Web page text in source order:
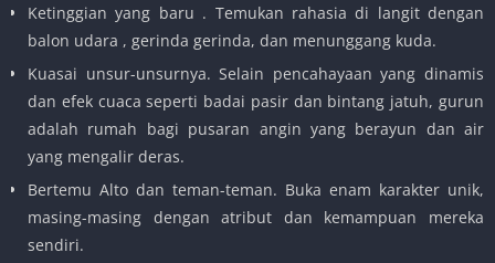
Ketinggian yang baru . Temukan rahasia di langit dengan
balon udara , gerinda gerinda, dan menunggang kuda.
Kuasai unsur-unsurnya. Selain pencahayaan yang dinamis
dan efek cuaca seperti badai pasir dan bintang jatuh, gurun
adalah rumah bagi pusaran angin yang berayun dan air
yang mengalir deras.
Bertemu Alto dan teman-teman. Buka enam karakter unik,
masing-masing dengan atribut dan kemampuan mereka
sendiri.